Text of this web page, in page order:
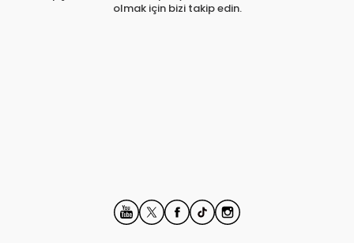
olmak için bizi takip edin.